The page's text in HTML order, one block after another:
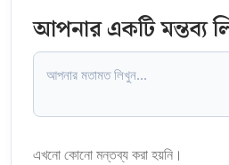
আপনার একটি মন্তব্য
এখনো কোনো মন্তব্য করা হয়নি।